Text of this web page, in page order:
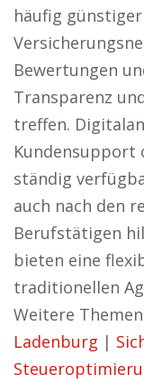
häufig
Bewertungen
Transparenz
treffen.
Kundensupport
ständig
auch nach den
Berufstätigen
bieten eine
traditionellen
Weitere
Ladenburg |